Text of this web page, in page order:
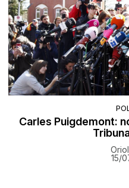
Carles Puigdemont:
15/